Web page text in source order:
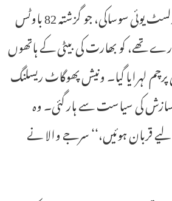
“ورلڈ ریسلنگ گولڈ میڈلسٹ یوئی سوساکی، جو گزشتہ 82 باوٹس
تھے، کو بھارت کی بیٹی کے ہاتھوں
لہرایا گیا۔ ونیش پھوگاٹ ریسلنگ
سازش کی سیاست سے ہار گئی۔ وہ
قربان ہوئیں،‘‘ سرجے والا نے